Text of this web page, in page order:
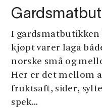
I gardsmatbutikken
kjøpt varer laga
norske små og
Her er det mellom
fruktsaft, sider,
spek...